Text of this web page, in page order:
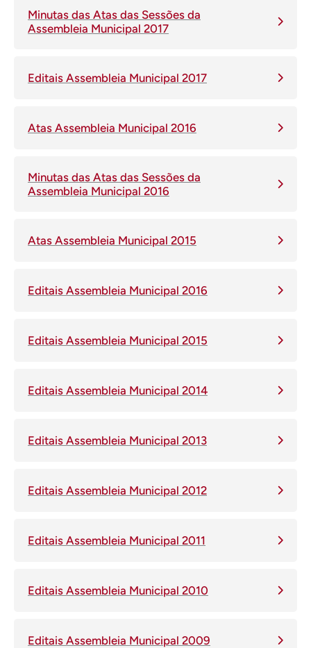
Minutas das Atas das Sessões da
Assembleia Municipal 2017
Editais Assembleia Municipal 2017
Atas Assembleia Municipal 2016
Minutas das Atas das Sessões da
Assembleia Municipal 2016
Atas Assembleia Municipal 2015
Editais Assembleia Municipal 2016
Editais Assembleia Municipal 2015
Editais Assembleia Municipal 2014
Editais Assembleia Municipal 2013
Editais Assembleia Municipal 2012
Editais Assembleia Municipal 2011
Editais Assembleia Municipal 2010
Editais Assembleia Municipal 2009